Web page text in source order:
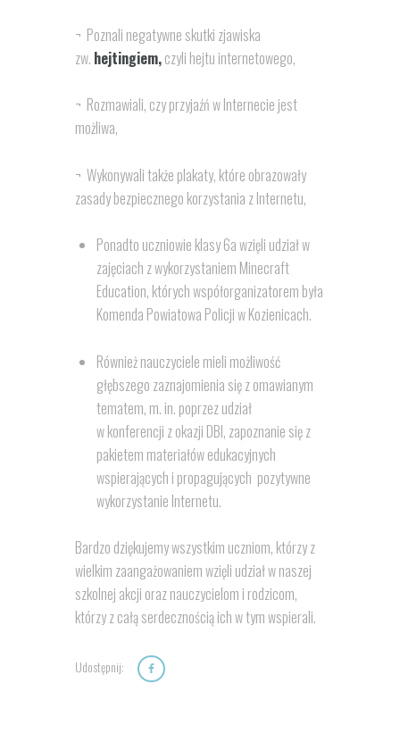
¬ Poznali negatywne skutki zjawiska
zw. hejtingiem,czyli hejtu internetowego,
¬ Rozmawiali, czy przyjaźń w Internecie jest
możliwa,
¬ Wykonywali także plakaty, które obrazowały
zasady bezpiecznego korzystania z Internetu,
Ponadto uczniowie klasy 6a wzięli udział w
zajęciach z wykorzystaniem Minecraft
Education, których współorganizatorem była
Komenda Powiatowa Policji w Kozienicach.
Również nauczyciele mieli możliwość
głębszego zaznajomienia się z omawianym
tematem, m. in. poprzez udział
w konferencji z okazji DBI, zapoznanie się z
pakietem materiałów edukacyjnych
wspierających i propagujących pozytywne
wykorzystanie Internetu.
Bardzo dziękujemy wszystkim uczniom, którzy z
wielkim zaangażowaniem wzięli udział w naszej
szkolnej akcji oraz nauczycielom i rodzicom,
którzy z całą serdecznością ich w tym wspierali.
Udostępnij: